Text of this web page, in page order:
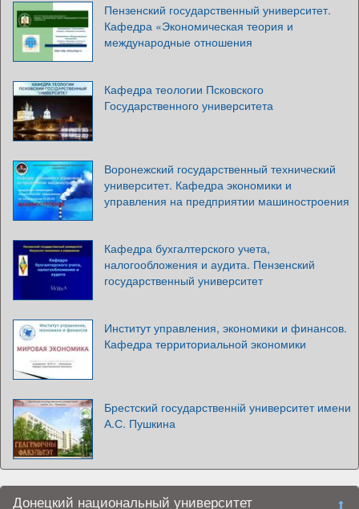
Пензенский государственный университет.
Кафедра «Экономическая теория и
международные отношения
Кафедра теологии Псковского
Государственного университета
Воронежский государственный технический
университет. Кафедра экономики и
управления на предприятии машиностроения
Кафедра бухгалтерского учета,
налогообложения и аудита. Пензенский
государственный университет
Институт управления, экономики и финансов.
Кафедра территориальной экономики
Брестский государственній университет имени
А.С. Пушкина
Донецкий национальный университет